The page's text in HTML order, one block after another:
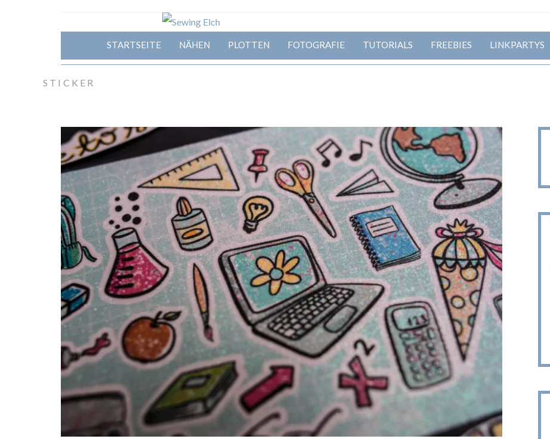
STARTSEITE NÄHEN PLOTTEN FOTOGRAFIE TUTORIALS FREEBIES LINKPARTYS
STICKER